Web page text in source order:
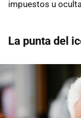
impuestos u
La punta del